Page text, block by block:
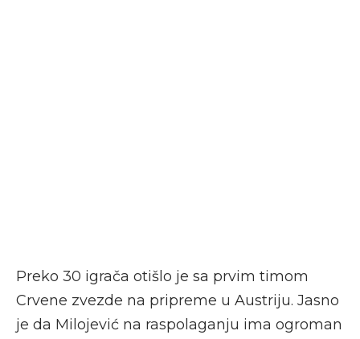
Preko 30 igrača otišlo je sa prvim timom
Crvene zvezde na pripreme u Austriju. Jasno
je da Milojević na raspolaganju ima ogroman